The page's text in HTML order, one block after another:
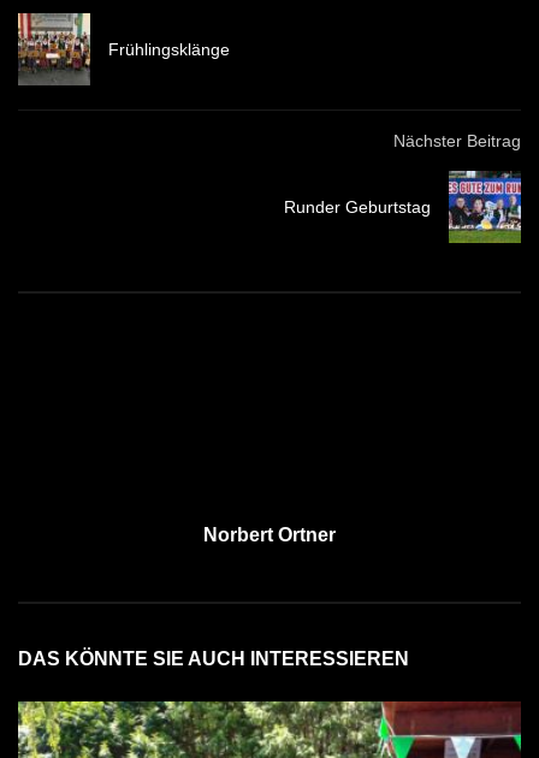
Frühlingsklänge
Nächster Beitrag
Runder Geburtstag
Norbert Ortner
DAS KÖNNTE SIE AUCH INTERESSIEREN